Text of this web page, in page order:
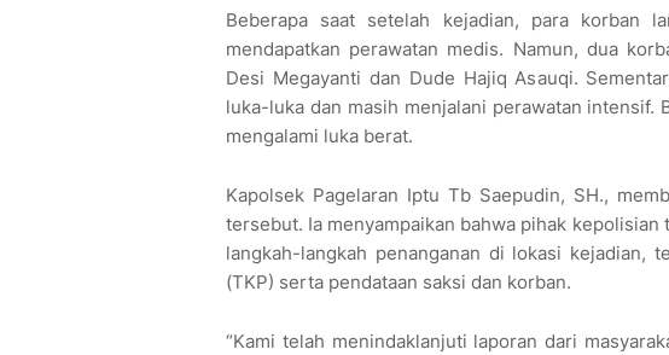
Beberapa saat setelah kejadian, para korban
mendapatkan perawatan medis. Namun, dua
Desi Megayanti dan Dude Hajiq Asauqi.
luka-luka dan masih menjalani perawatan intensif.
mengalami luka berat.
Kapolsek Pagelaran Iptu Tb Saepudin, SH.,
tersebut. Ia menyampaikan bahwa pihak
langkah-langkah penanganan di lokasi kejadian,
(TKP) serta pendataan saksi dan korban.
“Kami telah menindaklanjuti laporan dari